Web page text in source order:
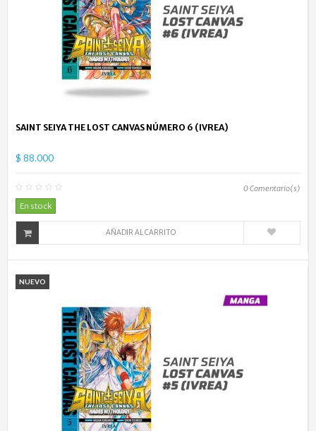
SAINT SEIYA THE LOST CANVAS NÚMERO 6 (IVREA)
$ 88.000
0Comentario(s)
En stock
AÑADIR AL CARRITO
NUEVO